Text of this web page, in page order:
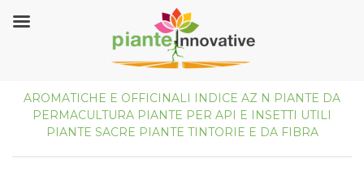
AROMATICHE E OFFICINALI INDICE AZ N PIANTE DA
PERMACULTURA PIANTE PER API E INSETTI UTILI
PIANTE SACRE PIANTE TINTORIE E DA FIBRA